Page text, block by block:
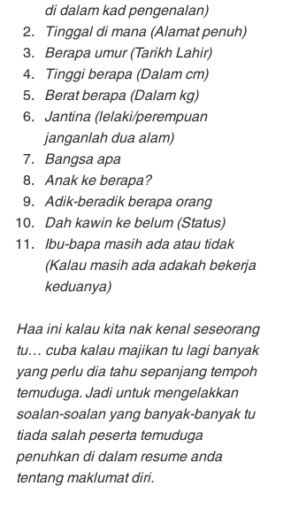
di dalam kad pengenalan)
Tinggal di mana (Alamat penuh)
Berapa umur (Tarikh Lahir)
Tinggi berapa (Dalam cm)
Berat berapa (Dalam kg)
Jantina (lelaki/perempuan
janganlah dua alam)
Bangsa apa
Anak ke berapa?
Adik-beradik berapa orang
Dah kawin ke belum (Status)
Ibu-bapa masih ada atau tidak
(Kalau masih ada adakah bekerja
keduanya)
Haa ini kalau kita nak kenal seseorang
tu… cuba kalau majikan tu lagi banyak
yang perlu dia tahu sepanjang tempoh
temuduga. Jadi untuk mengelakkan
soalan-soalan yang banyak-banyak tu
tiada salah peserta temuduga
penuhkan di dalam resume anda
tentang maklumat diri.